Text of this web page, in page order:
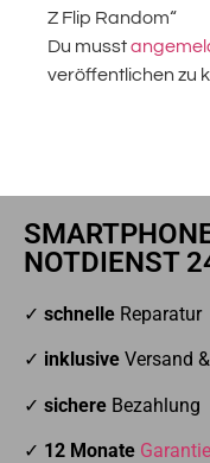
Z Flip Random“
Du musst
veröffentlichen zu
NOTDIENST
✓ schnelle Reparatur
✓ inklusive Versand
✓ sichere Bezahlung
✓ 12 Monate